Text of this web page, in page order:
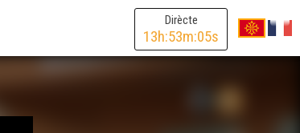
Dirècte
13h:53m:05s